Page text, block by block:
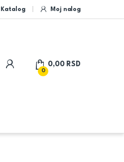
Katalog Moj nalog
My Account
0
0,00 RSD